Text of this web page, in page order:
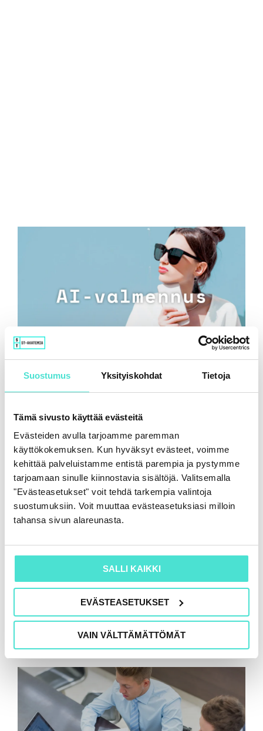
Suostumus Yksityiskohdat Tietoja
Tämä sivusto käyttää evästeitä
Evästeiden avulla tarjoamme paremman
käyttökokemuksen. Kun hyväksyt evästeet, voimme
kehittää palveluistamme entistä parempia ja pystymme
tarjoamaan sinulle kiinnostavia sisältöjä. Valitsemalla
"Evästeasetukset" voit tehdä tarkempia valintoja
suostumuksiin. Voit muuttaa evästeasetuksiasi milloin
tahansa sivun alareunasta.
SALLI KAIKKI
EVÄSTEASETUKSET
VAIN VÄLTTÄMÄTTÖMÄT
luotettavuustaso
16.6.2026